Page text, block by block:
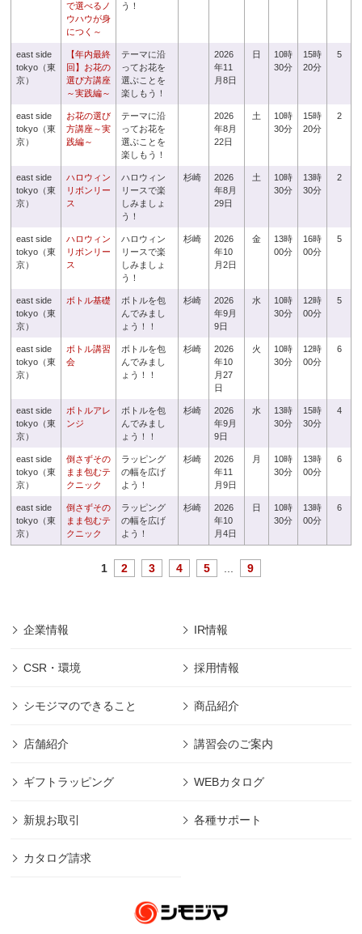
で選べるノ
ウハウが身
につく～
う！
east side
tokyo（東
京）
【年内最終
回】お花の
選び方講座
～実践編～
テーマに沿
ってお花を
選ぶことを
楽しもう！
2026
年11
月8日
日
10時
30分
15時
20分
5
east side
tokyo（東
京）
お花の選び
方講座～実
践編～
テーマに沿
ってお花を
選ぶことを
楽しもう！
2026
年8月
22日
土
10時
30分
15時
20分
2
east side
tokyo（東
京）
ハロウィン
リボンリー
ス
ハロウィン
リースで楽
しみましょ
う！
杉崎
2026
年8月
29日
土
10時
30分
13時
30分
2
east side
tokyo（東
京）
ハロウィン
リボンリー
ス
ハロウィン
リースで楽
しみましょ
う！
杉崎
2026
年10
月2日
金
13時
00分
16時
00分
5
east side
tokyo（東
京）
ボトル基礎
ボトルを包
んでみまし
ょう！！
杉崎
2026
年9月
9日
水
10時
30分
12時
00分
5
east side
tokyo（東
京）
ボトル講習
会
ボトルを包
んでみまし
ょう！！
杉崎
2026
年10
月27
日
火
10時
30分
12時
00分
6
east side
tokyo（東
京）
ボトルアレ
ンジ
ボトルを包
んでみまし
ょう！！
杉崎
2026
年9月
9日
水
13時
30分
15時
30分
4
east side
tokyo（東
京）
倒さずその
まま包むテ
クニック
ラッピング
の幅を広げ
よう！
杉崎
2026
年11
月9日
月
10時
30分
13時
00分
6
east side
tokyo（東
京）
倒さずその
まま包むテ
クニック
ラッピング
の幅を広げ
よう！
杉崎
2026
年10
月4日
日
10時
30分
13時
00分
6
1 2 3 4 5 9
企業情報 IR情報
CSR・環境 採用情報
シモジマのできること 商品紹介
店舗紹介 講習会のご案内
ギフトラッピング WEBカタログ
新規お取引 各種サポート
カタログ請求